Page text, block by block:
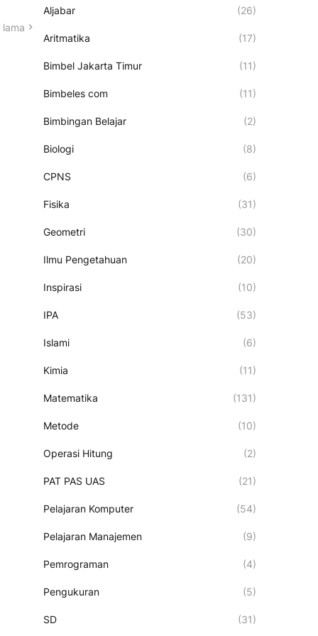
Aljabar (26)
Aritmatika (17)
Bimbel Jakarta Timur (11)
Bimbeles com (11)
Bimbingan Belajar (2)
Biologi (8)
CPNS (6)
Fisika (31)
Geometri (30)
Ilmu Pengetahuan (20)
Inspirasi (10)
IPA (53)
Islami (6)
Kimia (11)
Matematika (131)
Metode (10)
Operasi Hitung (2)
PAT PAS UAS (21)
Pelajaran Komputer (54)
Pelajaran Manajemen (9)
Pemrograman (4)
Pengukuran (5)
SD (31)